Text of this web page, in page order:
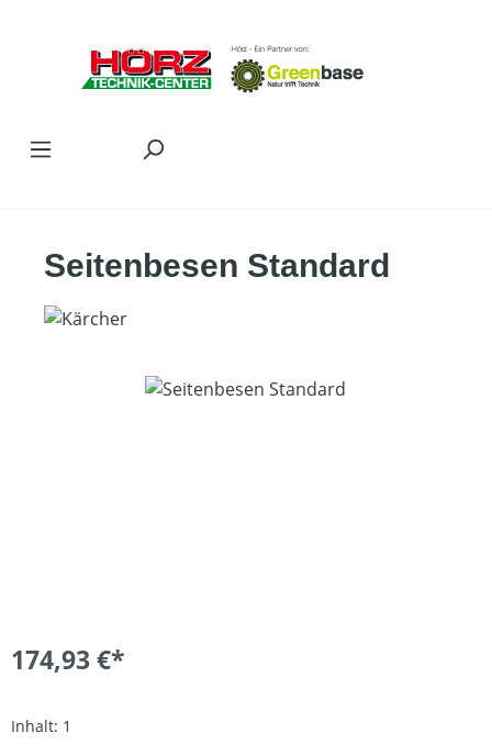
Seitenbesen Standard
Bildergalerie überspringen
174,93 €*
Inhalt: 1